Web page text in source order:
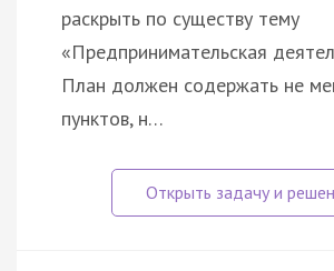
раскрыть по существу тему
«Предпринимательская
План должен содержать не
пунктов, н…